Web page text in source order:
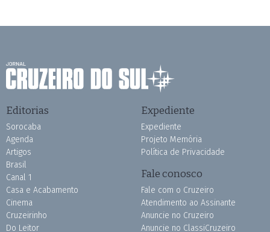
Editorias
Sorocaba
Agenda
Artigos
Brasil
Canal 1
Casa e Acabamento
Cinema
Cruzeirinho
Do Leitor
Expediente
Expediente
Projeto Memória
Política de Privacidade
Fale conosco
Fale com o Cruzeiro
Atendimento ao Assinante
Anuncie no Cruzeiro
Anuncie no ClassiCruzeiro